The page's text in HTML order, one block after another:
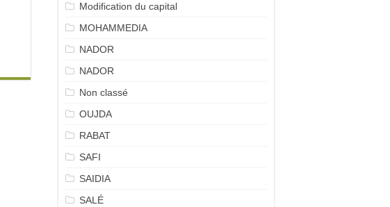
Modification du capital
MOHAMMEDIA
NADOR
NADOR
Non classé
OUJDA
RABAT
SAFI
SAIDIA
SALÉ